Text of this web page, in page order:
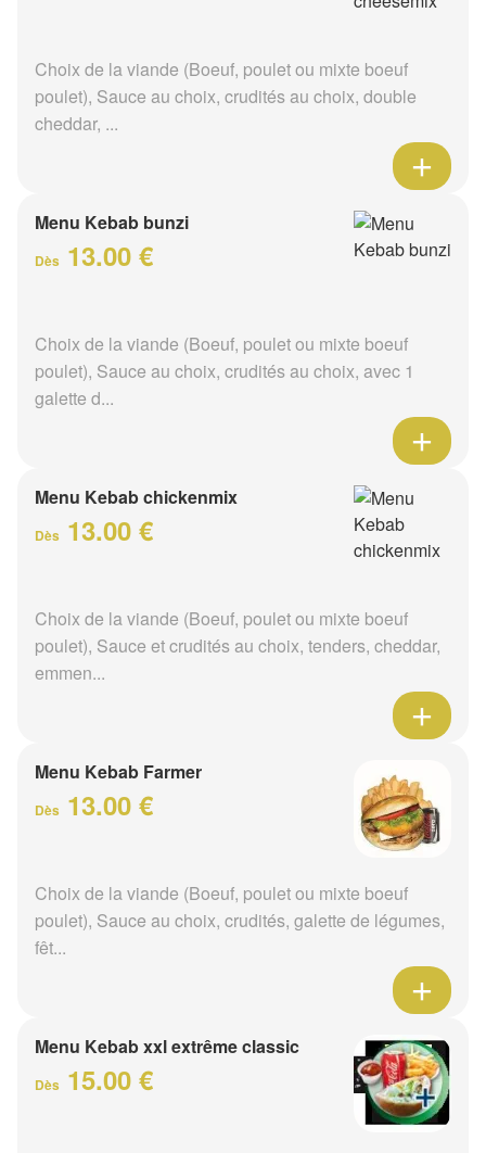
Choix de la viande (Boeuf, poulet ou mixte boeuf
poulet), Sauce au choix, crudités au choix, double
cheddar, ...
Menu Kebab bunzi
Dès 13.00 €
Choix de la viande (Boeuf, poulet ou mixte boeuf
poulet), Sauce au choix, crudités au choix, avec 1
galette d...
Menu Kebab chickenmix
Dès 13.00 €
Choix de la viande (Boeuf, poulet ou mixte boeuf
poulet), Sauce et crudités au choix, tenders, cheddar,
emmen...
Menu Kebab Farmer
Dès 13.00 €
Choix de la viande (Boeuf, poulet ou mixte boeuf
poulet), Sauce au choix, crudités, galette de légumes,
fêt...
Menu Kebab xxl extrême classic
Dès 15.00 €